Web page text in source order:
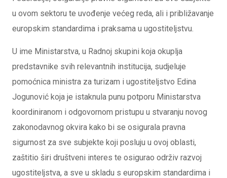
u ovom sektoru te uvođenje većeg reda, ali i približavanje
europskim standardima i praksama u ugostiteljstvu.
U ime Ministarstva, u Radnoj skupini koja okuplja
predstavnike svih relevantnih institucija, sudjeluje
pomoćnica ministra za turizam i ugostiteljstvo Edina
Jogunović koja je istaknula punu potporu Ministarstva
koordiniranom i odgovornom pristupu u stvaranju novog
zakonodavnog okvira kako bi se osigurala pravna
sigurnost za sve subjekte koji posluju u ovoj oblasti,
zaštitio širi društveni interes te osigurao održiv razvoj
ugostiteljstva, a sve u skladu s europskim standardima i